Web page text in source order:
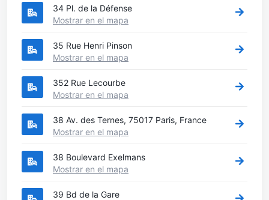
34 Pl. de la Défense
Mostrar en el mapa
35 Rue Henri Pinson
Mostrar en el mapa
352 Rue Lecourbe
Mostrar en el mapa
38 Av. des Ternes, 75017 Paris, France
Mostrar en el mapa
38 Boulevard Exelmans
Mostrar en el mapa
39 Bd de la Gare